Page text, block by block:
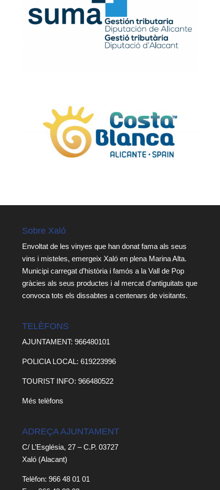
Sobre Xaló
Envoltat de les vinyes que han donat fama als seus
vins i misteles, emergeix Xaló en plena Marina Alta.
Municipi carregat d’història i famós a la Vall de Pop
gràcies als seus productes i al mercat d’antiguitats que
convoca tots els dissabtes a centenars de visitants.
TELÈFONS
AJUNTAMENT: 966480101
POLICIA LOCAL: 619223996
TOURIST INFO: 966480522
Més telèfons
ADREÇA AJUNTAMENT
C/ L’Església, 27 – C.P. 03727
Xaló (Alacant)
Telèfon: 966 48 01 01